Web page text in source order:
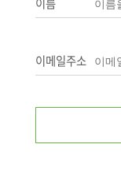
이메일주소